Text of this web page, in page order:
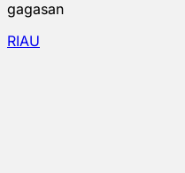
gagasan
RIAU